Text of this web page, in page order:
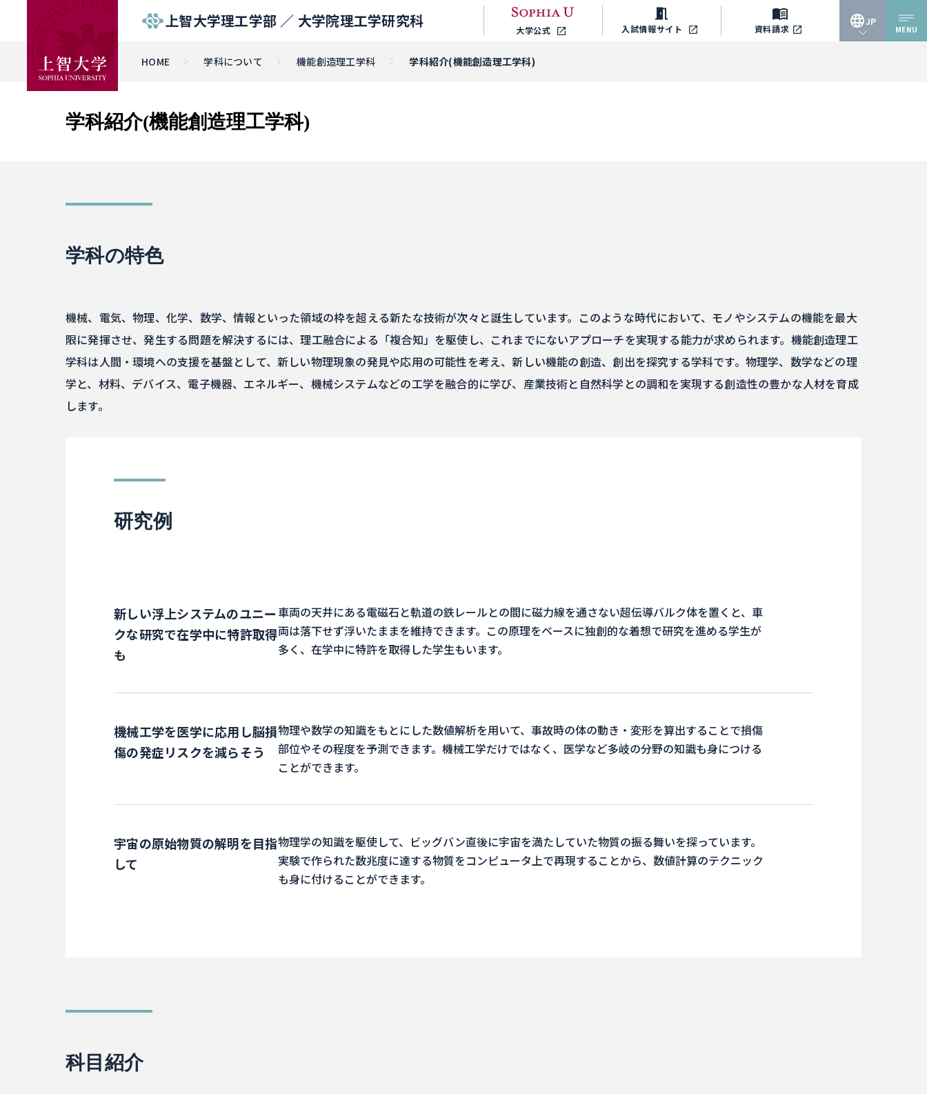
上智大学理工学部 ／ 大学院理工学研究科 大学公式 入試情報サイト 資料請求
JP
MENU
HOME 学科について 機能創造理工学科 学科紹介(機能創造理工学科)
学科紹介(機能創造理工学科)
学科の特色
機械、電気、物理、化学、数学、情報といった領域の枠を超える新たな技術が次々と誕生しています。このような時代において、モノやシステムの機能を最大
限に発揮させ、発生する問題を解決するには、理工融合による「複合知」を駆使し、これまでにないアプローチを実現する能力が求められます。機能創造理工
学科は人間・環境への支援を基盤として、新しい物理現象の発見や応用の可能性を考え、新しい機能の創造、創出を探究する学科です。物理学、数学などの理
学と、材料、デバイス、電子機器、エネルギー、機械システムなどの工学を融合的に学び、産業技術と自然科学との調和を実現する創造性の豊かな人材を育成
します。
研究例
新しい浮上システムのユニー
クな研究で在学中に特許取得
も
車両の天井にある電磁石と軌道の鉄レールとの間に磁力線を通さない超伝導バルク体を置くと、車
両は落下せず浮いたままを維持できます。この原理をベースに独創的な着想で研究を進める学生が
多く、在学中に特許を取得した学生もいます。
機械工学を医学に応用し脳損
傷の発症リスクを減らそう
物理や数学の知識をもとにした数値解析を用いて、事故時の体の動き・変形を算出することで損傷
部位やその程度を予測できます。機械工学だけではなく、医学など多岐の分野の知識も身につける
ことができます。
宇宙の原始物質の解明を目指
して
物理学の知識を駆使して、ビッグバン直後に宇宙を満たしていた物質の振る舞いを探っています。
実験で作られた数兆度に達する物質をコンピュータ上で再現することから、数値計算のテクニック
も身に付けることができます。
科目紹介